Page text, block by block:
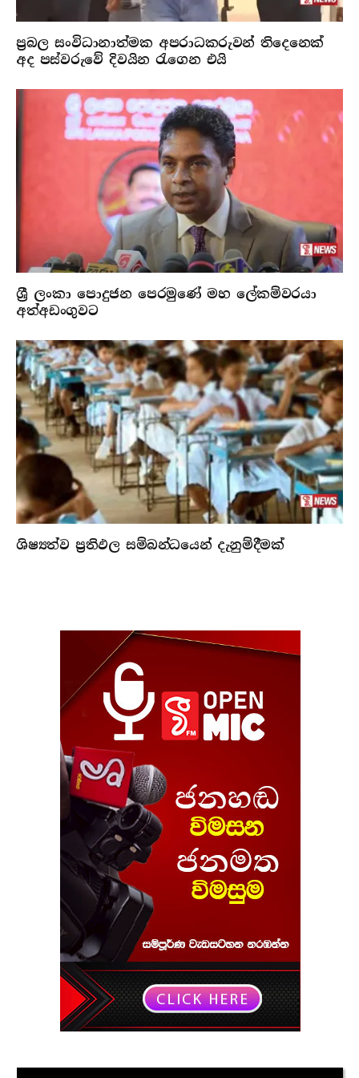
ප්‍රබල සංවිධානාත්මක අපරාධකරුවන් තිදෙනෙක්
අද පස්වරුවේ දිවයින රැගෙන එයි
ශ්‍රී ලංකා පොදුජන පෙරමුණේ මහ ලේකම්වරයා
අත්අඩංගුවට
ශිෂ්‍යත්ව ප්‍රතිඵල සම්බන්ධයෙන් දැනුම්දීමක්